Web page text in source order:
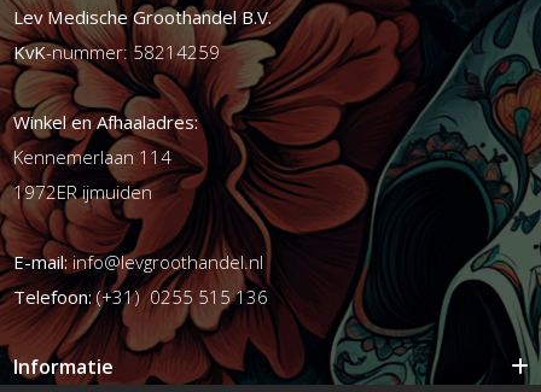
Lev Medische Groothandel B.V.
KvK-nummer: 58214259
Winkel en Afhaaladres:
Kennemerlaan 114
1972ER ijmuiden
E-mail:info@levgroothandel.nl
Telefoon:(+31) 0255 515 136
Informatie